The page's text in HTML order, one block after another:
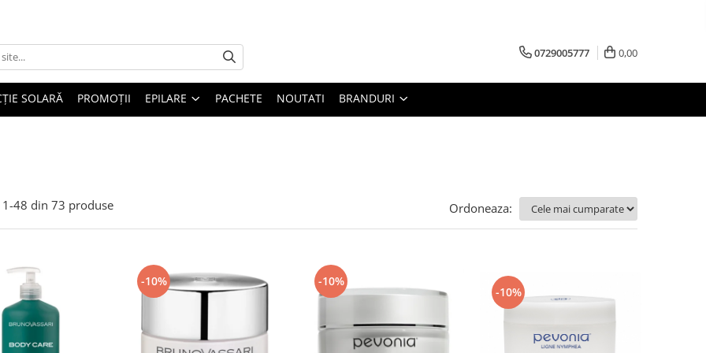
0729005777 0,00
SOLARĂ PROMOȚII EPILARE PACHETE NOUTATI BRANDURI
1-48 din 73 produse Ordoneaza:
-10% -10%
-10%